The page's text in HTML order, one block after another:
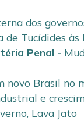
dos
de Tucídides
Penal -
novo Brasil no
e
Lava